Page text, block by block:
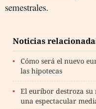
semestrales.
Noticias
Cómo será el nuevo
las hipotecas
El euríbor destroza
una espectacular